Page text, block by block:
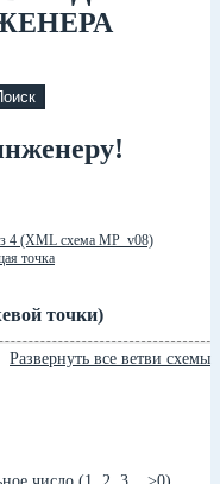
4 (XML схема MP_v08)
точка
точки)
Развернуть все ветви схемы